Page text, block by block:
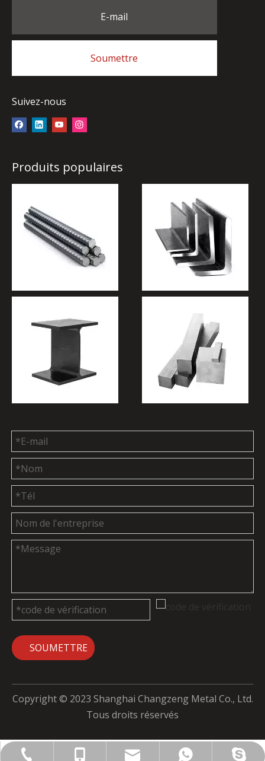
E-mail
Soumettre
Suivez-nous
Produits populaires
+86-21-66866895
+86-18715010658
admin@cz-metal.com
+86-18715010658
+86-18715010658
SOUMETTRE
Copyright © 2023 Shanghai Changzeng Metal Co., Ltd.
Tous droits réservés